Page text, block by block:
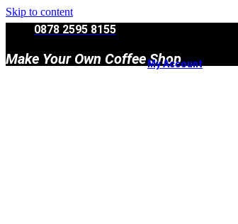
Skip to content
0878 2595 8155
Make Your Own Coffee Shop
My Account